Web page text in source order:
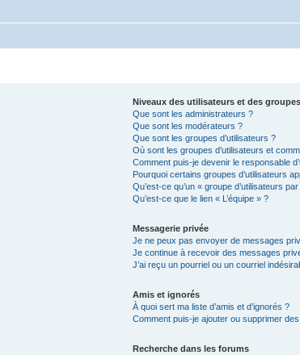
Niveaux des utilisateurs et des
Que sont les administrateurs ?
Que sont les modérateurs ?
Que sont les groupes d’utilisateurs ?
Où sont les groupes d’utilisateurs et
Comment puis-je devenir le responsable
Pourquoi certains groupes d’utilisateurs
Qu’est-ce qu’un « groupe d’utilisateurs
Qu’est-ce que le lien « L’équipe » ?
Messagerie privée
Je ne peux pas envoyer de messages
Je continue à recevoir des messages
J’ai reçu un pourriel ou un courriel
Amis et ignorés
À quoi sert ma liste d’amis et d’ignorés ?
Comment puis-je ajouter ou supprimer
Recherche dans les forums